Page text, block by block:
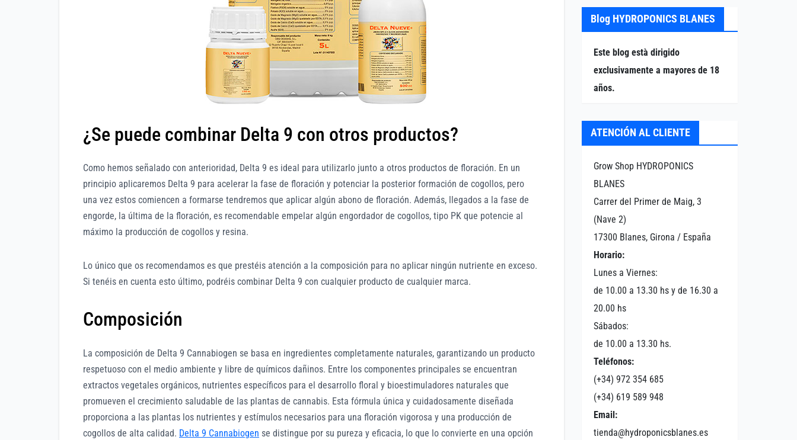
¿Se puede combinar Delta 9 con otros productos?
Como hemos señalado con anterioridad, Delta 9 es ideal para utilizarlo junto a otros productos de floración. En un
principio aplicaremos Delta 9 para acelerar la fase de floración y potenciar la posterior formación de cogollos, pero
una vez estos comiencen a formarse tendremos que aplicar algún abono de floración. Además, llegados a la fase de
engorde, la última de la floración, es recomendable empelar algún engordador de cogollos, tipo PK que potencie al
máximo la producción de cogollos y resina.
Lo único que os recomendamos es que prestéis atención a la composición para no aplicar ningún nutriente en exceso.
Si tenéis en cuenta esto último, podréis combinar Delta 9 con cualquier producto de cualquier marca.
Composición
La composición de Delta 9 Cannabiogen se basa en ingredientes completamente naturales, garantizando un producto
respetuoso con el medio ambiente y libre de químicos dañinos. Entre los componentes principales se encuentran
extractos vegetales orgánicos, nutrientes específicos para el desarrollo floral y bioestimuladores naturales que
promueven el crecimiento saludable de las plantas de cannabis. Esta fórmula única y cuidadosamente diseñada
proporciona a las plantas los nutrientes y estímulos necesarios para una floración vigorosa y una producción de
cogollos de alta calidad. Delta 9 Cannabiogen se distingue por su pureza y eficacia, lo que lo convierte en una opción
Blog HYDROPONICS BLANES
Este blog està dirigido
exclusivamente a mayores de 18
años.
ATENCIÓN AL CLIENTE
Grow Shop HYDROPONICS
BLANES
Carrer del Primer de Maig, 3
(Nave 2)
17300 Blanes, Girona / España
Horario:
Lunes a Viernes:
de 10.00 a 13.30 hs y de 16.30 a
20.00 hs
Sábados:
de 10.00 a 13.30 hs.
Teléfonos:
(+34) 972 354 685
(+34) 619 589 948
Email:
tienda@hydroponicsblanes.es